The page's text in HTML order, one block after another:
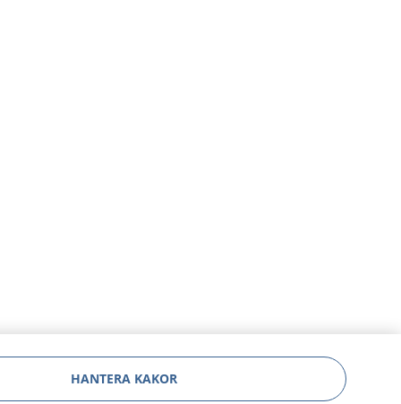
HANTERA KAKOR